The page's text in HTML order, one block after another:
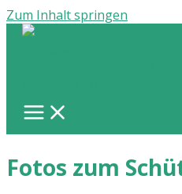
Zum Inhalt springen
Fotos zum